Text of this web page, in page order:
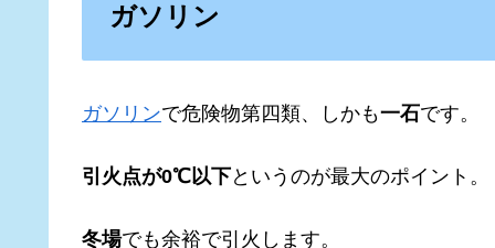
ガソリン
ガソリンで危険物第四類、しかも一石です。
引火点が0℃以下というのが最大のポイント。
冬場でも余裕で引火します。